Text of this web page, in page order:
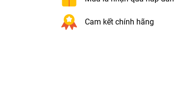
Cam kết chính hãng